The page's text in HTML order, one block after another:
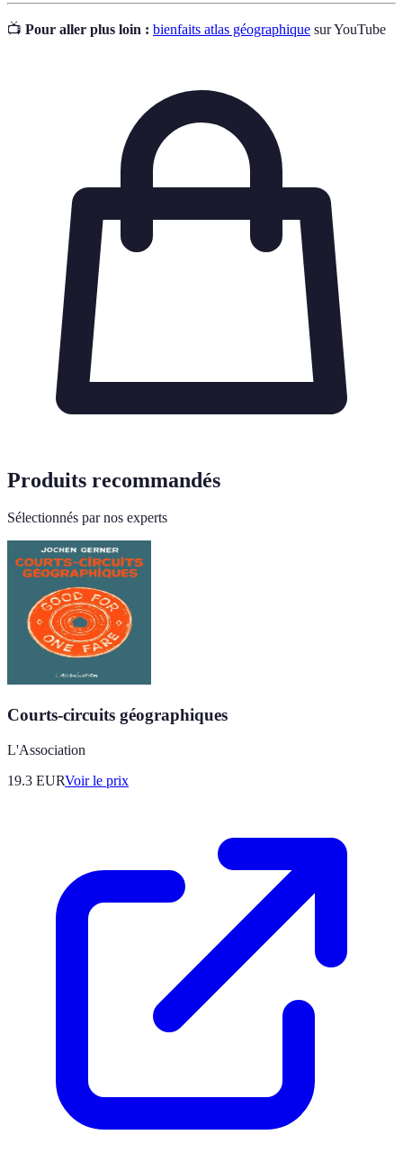
📺 Pour aller plus loin : bienfaits atlas géographique sur YouTube
Produits recommandés
Sélectionnés par nos experts
Courts-circuits géographiques
L'Association
19.3 EURVoir le prix